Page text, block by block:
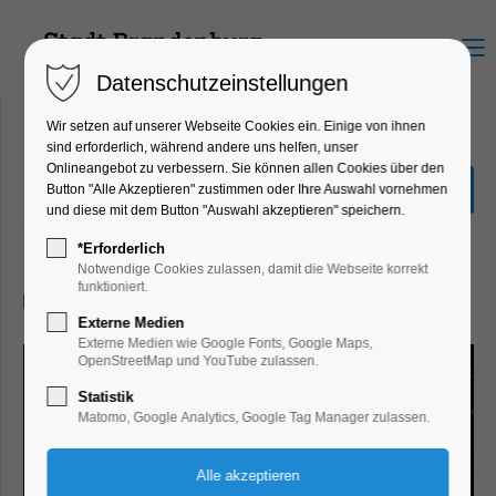
Menu
BRANDENBURG BOUNCE
/ 18+ TECHNO SPECIAL
Party, Feiern, Fest
Datenschutzeinstellungen
Wir setzen auf unserer Webseite Cookies ein. Einige von ihnen
sind erforderlich, während andere uns helfen, unser
Onlineangebot zu verbessern. Sie können allen Cookies über den
Button "Alle Akzeptieren" zustimmen oder Ihre Auswahl vornehmen
und diese mit dem Button "Auswahl akzeptieren" speichern.
*Erforderlich
Notwendige Cookies zulassen, damit die Webseite korrekt
funktioniert.
Externe Medien
Externe Medien wie Google Fonts, Google Maps,
OpenStreetMap und YouTube zulassen.
Statistik
Matomo, Google Analytics, Google Tag Manager zulassen.